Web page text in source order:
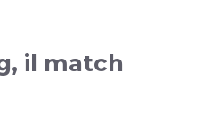
il match